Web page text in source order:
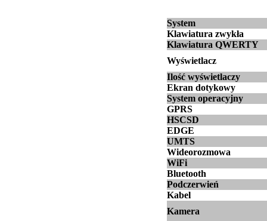
System
Klawiatura zwykła
Klawiatura QWERTY
Wyświetlacz
Ilość wyświetlaczy
Ekran dotykowy
System operacyjny
GPRS
HSCSD
EDGE
UMTS
Wideorozmowa
WiFi
Bluetooth
Podczerwień
Kabel
Kamera